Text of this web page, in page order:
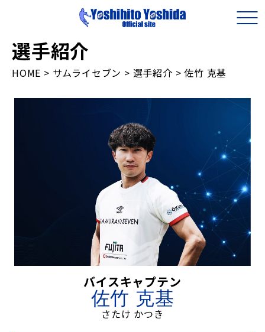
選手紹介
HOME > サムライセブン > 選手紹介 >佐竹 克基
バイスキャプテン
佐竹 克基
さたけ かつき